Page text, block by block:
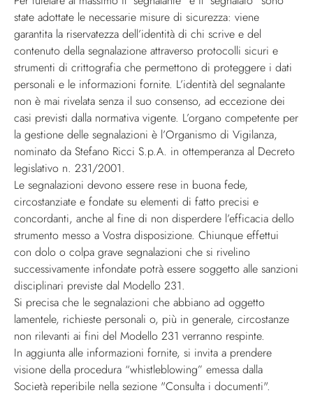
state adottate le necessarie misure di sicurezza: viene
garantita la riservatezza dell’identità di chi scrive e del
contenuto della segnalazione attraverso protocolli sicuri e
strumenti di crittografia che permettono di proteggere i dati
personali e le informazioni fornite. L’identità del segnalante
non è mai rivelata senza il suo consenso, ad eccezione dei
casi previsti dalla normativa vigente. L’organo competente per
la gestione delle segnalazioni è l’Organismo di Vigilanza,
nominato da Stefano Ricci S.p.A. in ottemperanza al Decreto
legislativo n. 231/2001.
Le segnalazioni devono essere rese in buona fede,
circostanziate e fondate su elementi di fatto precisi e
concordanti, anche al fine di non disperdere l’efficacia dello
strumento messo a Vostra disposizione. Chiunque effettui
con dolo o colpa grave segnalazioni che si rivelino
successivamente infondate potrà essere soggetto alle sanzioni
disciplinari previste dal Modello 231.
Si precisa che le segnalazioni che abbiano ad oggetto
lamentele, richieste personali o, più in generale, circostanze
non rilevanti ai fini del Modello 231 verranno respinte.
In aggiunta alle informazioni fornite, si invita a prendere
visione della procedura “whistleblowing” emessa dalla
Società reperibile nella sezione "Consulta i documenti".